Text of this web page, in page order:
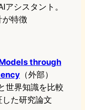
シスタント。
が特徴
through
（外部）
世界知識を比較
た研究論文